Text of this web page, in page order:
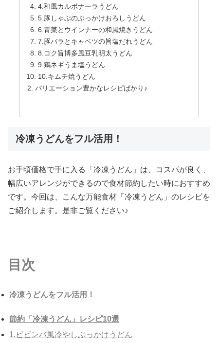
4.和風カルボナーラうどん
5.豚しゃぶのぶっかけおろしうどん
6.青菜とウインナーの和風焼きうどん
7.豚バラとキャベツの旨塩だれうどん
8.コク旨博多風豆乳明太うどん
9.鶏ネギうま塩うどん
10.キムチ焼うどん
バリエーション豊かなレシピばかり♪
冷凍うどんをフル活用！
お手頃価格で手に入る「冷凍うどん」は、コスパが良く、
幅広いアレンジができるので食材節約したい時におすすめ
です。今回は、こんな万能食材「冷凍うどん」のレシビを
ご紹介します。是非ご覧ください♪
目次
冷凍うどんをフル活用！
節約「冷凍うどん」レシピ10選
1.ビビンバ風冷やしぶっかけうどん